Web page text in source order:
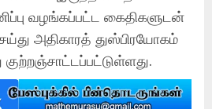
வழங்கப்பட்ட கைதிகளுடன்
அதிகாரத் துஸ்பிரயோகம்